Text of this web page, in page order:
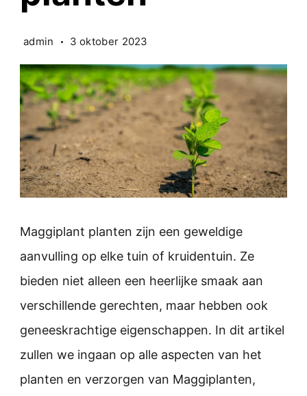
admin 3 oktober 2023
Maggiplant planten zijn een geweldige
aanvulling op elke tuin of kruidentuin. Ze
bieden niet alleen een heerlijke smaak aan
verschillende gerechten, maar hebben ook
geneeskrachtige eigenschappen. In dit artikel
zullen we ingaan op alle aspecten van het
planten en verzorgen van Maggiplanten,